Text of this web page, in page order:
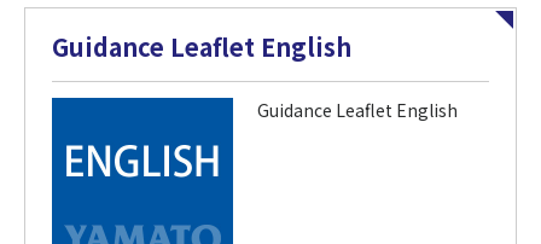
Guidance Leaflet English
Guidance Leaflet English